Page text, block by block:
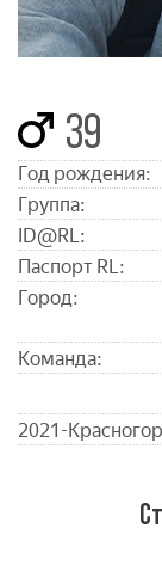
39
Год рождения:
Группа:
ID@RL:
Паспорт RL:
Город:
Команда:
2021-